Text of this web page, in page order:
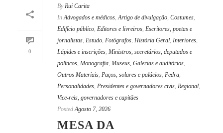
0
By Rui Carita
In Advogados e médicos,Artigo de divulgação, Costumes,
Edifício público, Editores e livreiros, Escritores, poetas e
jornalistas, Estudo, Fotógrafos, História Geral, Interiores,
Lápides e inscrições, Ministros, secretários, deputados e
políticos, Monografia, Museus, Galerias e auditórios,
Outros Materiais, Paços, solares e palácios, Pedra,
Personalidades, Presidentes e governadores civis, Regional,
Vice-reis, governadores e capitães
Posted Agosto 7, 2026
MESA DA